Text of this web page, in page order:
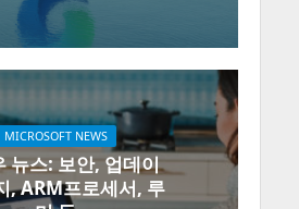
MICROSOFT NEWS
뉴스: 보안, 업데이
, ARM프로세서, 루